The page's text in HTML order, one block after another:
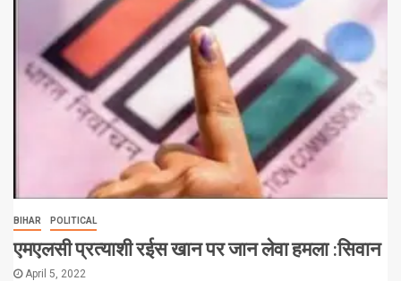
BIHAR POLITICAL
एमएलसी प्रत्याशी रईस खान पर जान लेवा हमला :सिवान
April 5, 2022